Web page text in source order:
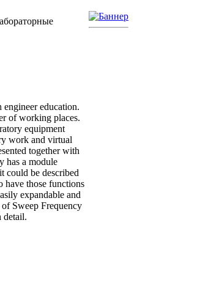
education.
of working places.
equipment
work and virtual
together with
has a module
could be described
have those functions
expandable and
Sweep Frequency
detail.